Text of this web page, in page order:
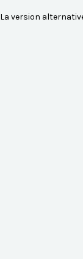
La version